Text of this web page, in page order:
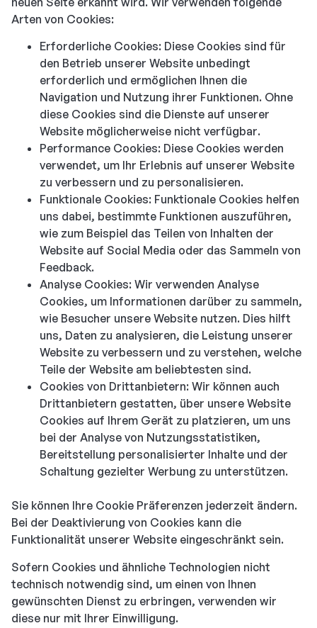
Arten von Cookies:
Erforderliche Cookies: Diese Cookies sind für
den Betrieb unserer Website unbedingt
erforderlich und ermöglichen Ihnen die
Navigation und Nutzung ihrer Funktionen. Ohne
diese Cookies sind die Dienste auf unserer
Website möglicherweise nicht verfügbar.
Performance Cookies: Diese Cookies werden
verwendet, um Ihr Erlebnis auf unserer Website
zu verbessern und zu personalisieren.
Funktionale Cookies: Funktionale Cookies helfen
uns dabei, bestimmte Funktionen auszuführen,
wie zum Beispiel das Teilen von Inhalten der
Website auf Social Media oder das Sammeln von
Feedback.
Analyse Cookies: Wir verwenden Analyse
Cookies, um Informationen darüber zu sammeln,
wie Besucher unsere Website nutzen. Dies hilft
uns, Daten zu analysieren, die Leistung unserer
Website zu verbessern und zu verstehen, welche
Teile der Website am beliebtesten sind.
Cookies von Drittanbietern: Wir können auch
Drittanbietern gestatten, über unsere Website
Cookies auf Ihrem Gerät zu platzieren, um uns
bei der Analyse von Nutzungsstatistiken,
Bereitstellung personalisierter Inhalte und der
Schaltung gezielter Werbung zu unterstützen.
Sie können Ihre Cookie Präferenzen jederzeit ändern.
Bei der Deaktivierung von Cookies kann die
Funktionalität unserer Website eingeschränkt sein.
Sofern Cookies und ähnliche Technologien nicht
technisch notwendig sind, um einen von Ihnen
gewünschten Dienst zu erbringen, verwenden wir
diese nur mit Ihrer Einwilligung.